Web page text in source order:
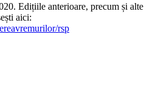
Edițiile anterioare, precum și alte
aici:
rsp